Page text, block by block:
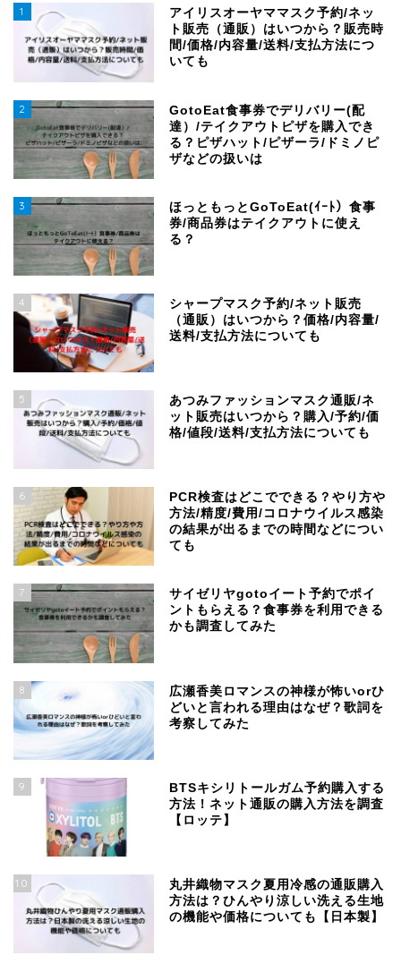
1
アイリスオーヤママスク予約/ネッ
ト販売（通販）はいつから？販売時
間/価格/内容量/送料/支払方法につ
いても
2
GotoEat食事券でデリバリー(配
達）/テイクアウトピザを購入でき
る？ピザハット/ピザーラ/ドミノピ
ザなどの扱いは
3
ほっともっとGoToEat(ｲｰﾄ）食事
券/商品券はテイクアウトに使え
る？
4
シャープマスク予約/ネット販売
（通販）はいつから？価格/内容量/
送料/支払方法についても
5
あつみファッションマスク通販/ネ
ット販売はいつから？購入/予約/価
格/値段/送料/支払方法についても
6
PCR検査はどこでできる？やり方や
方法/精度/費用/コロナウイルス感染
の結果が出るまでの時間などについ
ても
7
サイゼリヤgotoイート予約でポイ
ントもらえる？食事券を利用できる
かも調査してみた
8
広瀬香美ロマンスの神様が怖いorひ
どいと言われる理由はなぜ？歌詞を
考察してみた
9
BTSキシリトールガム予約購入する
方法！ネット通販の購入方法を調査
【ロッテ】
10
丸井織物マスク夏用冷感の通販購入
方法は？ひんやり涼しい洗える生地
の機能や価格についても【日本製】